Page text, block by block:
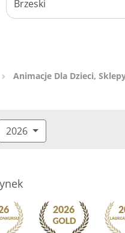
Animacje Dla Dzieci,
2026